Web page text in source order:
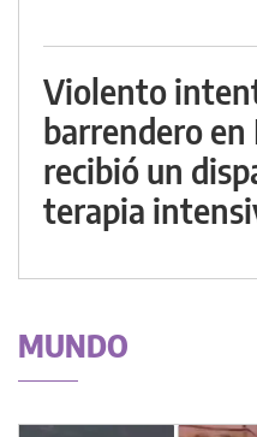
Violento
barrendero en
recibió un
terapia
MUNDO